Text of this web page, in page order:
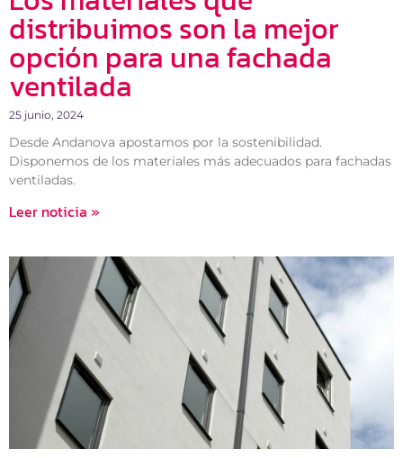
distribuimos son la mejor
opción para una fachada
ventilada
25 junio, 2024
Desde Andanova apostamos por la sostenibilidad.
Disponemos de los materiales más adecuados para fachadas
ventiladas.
Leer noticia »